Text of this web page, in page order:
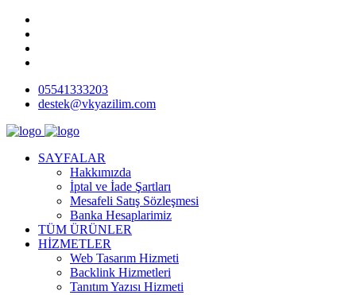
05541333203
destek@vkyazilim.com
SAYFALAR
Hakkımızda
İptal ve İade Şartları
Mesafeli Satış Sözleşmesi
Banka Hesaplarimiz
TÜM ÜRÜNLER
HİZMETLER
Web Tasarım Hizmeti
Backlink Hizmetleri
Tanıtım Yazısı Hizmeti